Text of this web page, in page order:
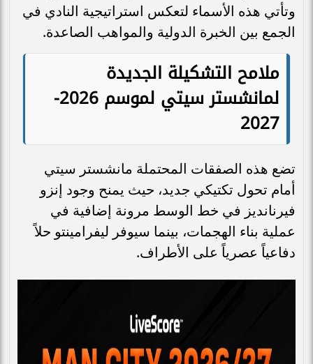
وتأتي هذه الأسماء لتعكس استراتيجية النادي في
الجمع بين الخبرة الدولية والمواهب الصاعدة.
ملامح التشكيلة الجديدة
لمانشستر سيتي لموسم 2026-
2027
تضع هذه الصفقات المحتملة مانشستر سيتي
أمام تحول تكتيكي جديد، حيث يمنح وجود إنزو
فيرنانديز في خط الوسط مرونة إضافية في
عملية بناء الهجمات، بينما سيوفر ليفرامينتو حلاً
دفاعياً عصرياً على الأطراف.